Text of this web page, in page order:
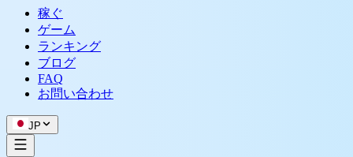
稼ぐ
ゲーム
ランキング
ブログ
FAQ
お問い合わせ
JP